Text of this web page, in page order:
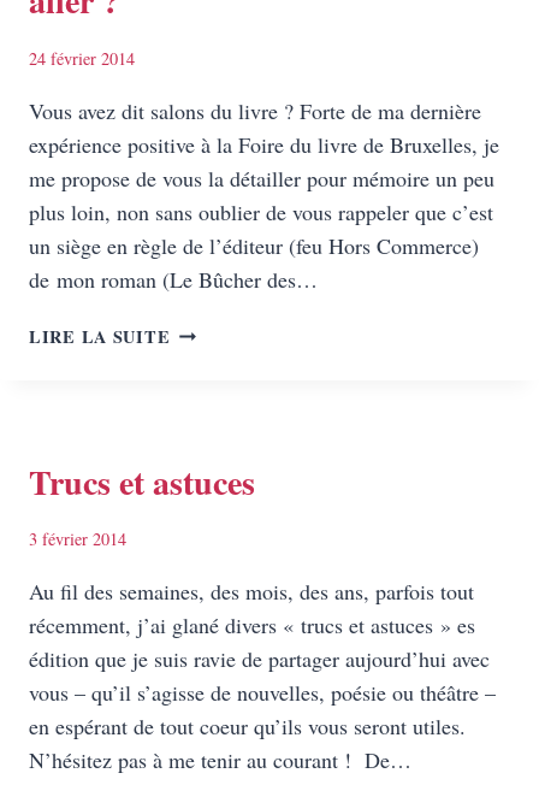
SON
!
24 février 2014
Vous avez dit salons du livre ? Forte de ma dernière
expérience positive à la Foire du livre de Bruxelles, je
me propose de vous la détailler pour mémoire un peu
plus loin, non sans oublier de vous rappeler que c’est
un siège en règle de l’éditeur (feu Hors Commerce)
de mon roman (Le Bûcher des…
LIRE LA SUITE LES
FAUT-
IL
Trucs et astuces
3 février 2014
Au fil des semaines, des mois, des ans, parfois tout
récemment, j’ai glané divers « trucs et astuces » es
édition que je suis ravie de partager aujourd’hui avec
vous – qu’il s’agisse de nouvelles, poésie ou théâtre –
en espérant de tout coeur qu’ils vous seront utiles.
N’hésitez pas à me tenir au courant ! De…